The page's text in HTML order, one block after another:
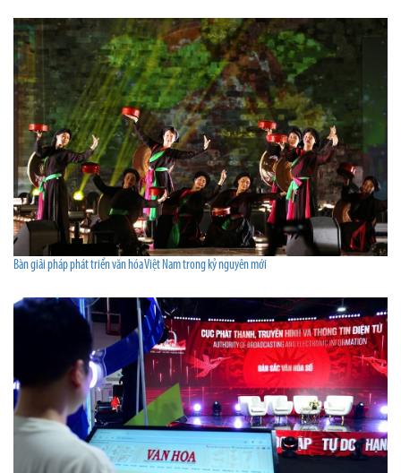
Bàn giải pháp phát triển văn hóa Việt Nam trong kỷ nguyên mới